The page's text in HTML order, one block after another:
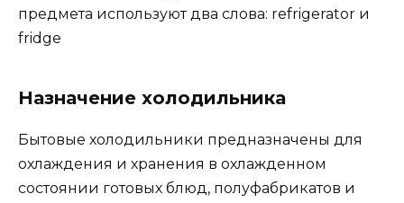
предмета используют два слова: refrigerator и
fridge
Назначение холодильника
Бытовые холодильники предназначены для
охлаждения и хранения в охлажденном
состоянии готовых блюд, полуфабрикатов и